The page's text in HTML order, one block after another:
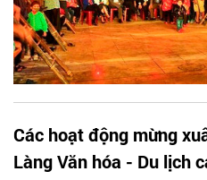
Các hoạt động mừng
Làng Văn hóa - Du lịch